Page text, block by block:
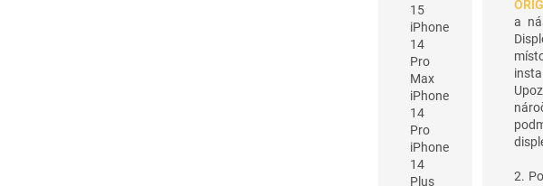
15
iPhone
14
Pro
Max
iPhone
14
Pro
iPhone
14
Plus
a
2.